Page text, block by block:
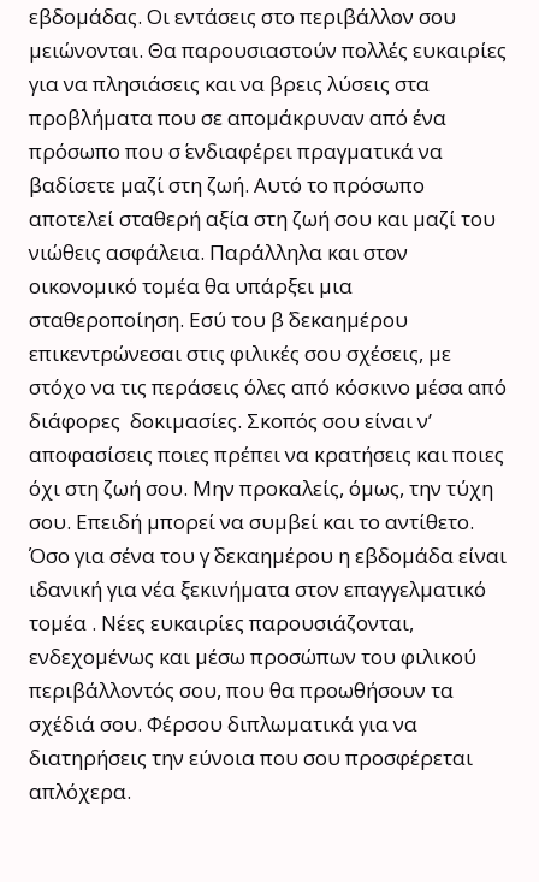
εβδομάδας. Οι εντάσεις στο περιβάλλον σου
μειώνονται. Θα παρουσιαστούν πολλές ευκαιρίες
για να πλησιάσεις και να βρεις λύσεις στα
προβλήματα που σε απομάκρυναν από ένα
πρόσωπο που σ΄ ενδιαφέρει πραγματικά να
βαδίσετε μαζί στη ζωή. Αυτό το πρόσωπο
αποτελεί σταθερή αξία στη ζωή σου και μαζί του
νιώθεις ασφάλεια. Παράλληλα και στον
οικονομικό τομέα θα υπάρξει μια
σταθεροποίηση. Εσύ του β΄ δεκαημέρου
επικεντρώνεσαι στις φιλικές σου σχέσεις, με
στόχο να τις περάσεις όλες από κόσκινο μέσα από
διάφορες δοκιμασίες. Σκοπός σου είναι ν’
αποφασίσεις ποιες πρέπει να κρατήσεις και ποιες
όχι στη ζωή σου. Μην προκαλείς, όμως, την τύχη
σου. Επειδή μπορεί να συμβεί και το αντίθετο.
Όσο για σένα του γ΄ δεκαημέρου η εβδομάδα είναι
ιδανική για νέα ξεκινήματα στον επαγγελματικό
τομέα . Νέες ευκαιρίες παρουσιάζονται,
ενδεχομένως και μέσω προσώπων του φιλικού
περιβάλλοντός σου, που θα προωθήσουν τα
σχέδιά σου. Φέρσου διπλωματικά για να
διατηρήσεις την εύνοια που σου προσφέρεται
απλόχερα.